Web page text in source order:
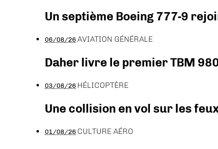
Un septième Boeing 777-9
06/08/26AVIATION GÉNÉRALE
Daher livre le premier TBM
03/08/26 HÉLICOPTÈRE
Une collision en vol sur les
01/08/26 CULTURE AÉRO